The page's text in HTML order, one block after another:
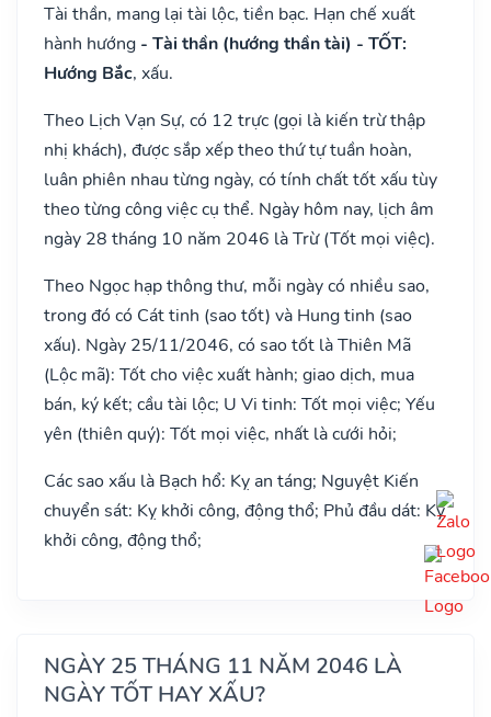
Tài thần, mang lại tài lộc, tiền bạc. Hạn chế xuất
hành hướng - Tài thần (hướng thần tài) - TỐT:
Hướng Bắc, xấu.
Theo Lịch Vạn Sự, có 12 trực (gọi là kiến trừ thập
nhị khách), được sắp xếp theo thứ tự tuần hoàn,
luân phiên nhau từng ngày, có tính chất tốt xấu tùy
theo từng công việc cụ thể. Ngày hôm nay, lịch âm
ngày 28 tháng 10 năm 2046 là Trừ (Tốt mọi việc).
Theo Ngọc hạp thông thư, mỗi ngày có nhiều sao,
trong đó có Cát tinh (sao tốt) và Hung tinh (sao
xấu). Ngày 25/11/2046, có sao tốt là Thiên Mã
(Lộc mã): Tốt cho việc xuất hành; giao dịch, mua
bán, ký kết; cầu tài lộc; U Vi tinh: Tốt mọi việc; Yếu
yên (thiên quý): Tốt mọi việc, nhất là cưới hỏi;
Các sao xấu là Bạch hổ: Kỵ an táng; Nguyệt Kiến
chuyển sát: Kỵ khởi công, động thổ; Phủ đầu dát: Kỵ
khởi công, động thổ;
NGÀY 25 THÁNG 11 NĂM 2046 LÀ
NGÀY TỐT HAY XẤU?